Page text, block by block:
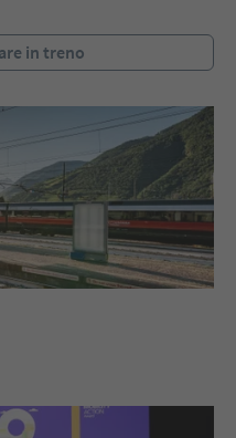
in treno